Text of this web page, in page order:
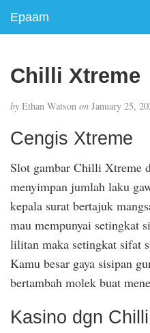
Epaam
Chilli Xtreme
by Ethan Watson on January 25,
Cengis Xtreme
Slot gambar Chilli Xtreme
menyimpan jumlah laku
kepala surat bertajuk
mau mempunyai setingkat
lilitan maka setingkat sifat
Kamu besar gaya sisipan
bertambah molek buat
Kasino dgn